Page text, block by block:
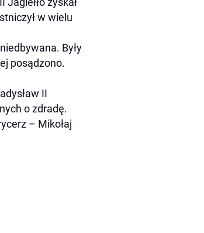
w wielu
Były
posądzono.
II
o zdradę.
– Mikołaj